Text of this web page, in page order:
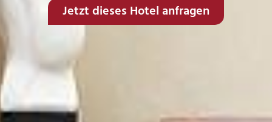
Jetzt dieses Hotel anfragen